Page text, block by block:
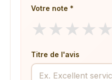
Votre note *
★ ★ ★ ★ ★
Titre de l'avis